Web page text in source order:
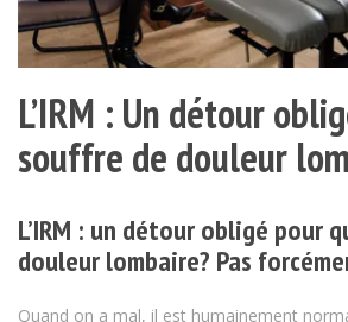
L’IRM : Un détour
souffre de douleur
L’IRM : un détour obligé pour
douleur lombaire? Pas
Quand on a mal, il est humainement